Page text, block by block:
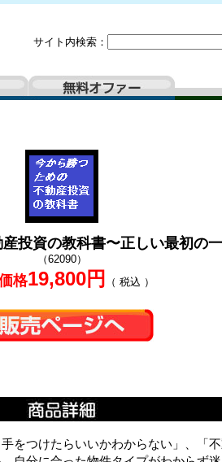
サイト内検索：
投資の教科書〜正しい最初の
（62090）
格19,800円 （ 税込 ）
をつけたらいいかわからない」、「